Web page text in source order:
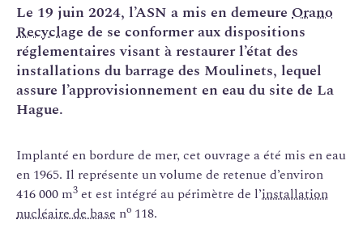
Le 19 juin 2024, l’ASN a mis en demeure Orano
Recyclage de se conformer aux dispositions
réglementaires visant à restaurer l’état des
installations du barrage des Moulinets, lequel
assure l’approvisionnement en eau du site de La
Hague.
Implanté en bordure de mer, cet ouvrage a été mis en eau
en 1965. Il représente un volume de retenue d’environ
416 000 m3 et est intégré au périmètre de l’installation
nucléaire de base no 118.